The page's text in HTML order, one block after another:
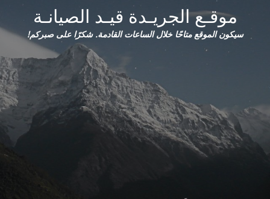
موقـع الجريـدة قيـد الصيانـة
سيكون الموقع متاحًا خلال الساعات القادمة. شكرًا على صبركم!